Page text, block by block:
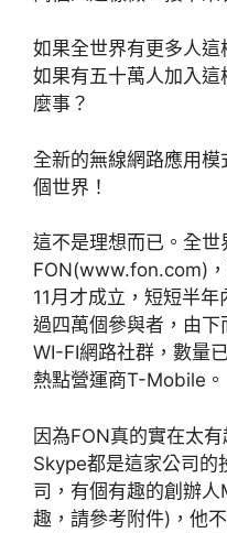
如果全世界有更多人這
如果有五十萬人加入
麼事？
全新的無線網路應用
個世界！
這不是理想而已。全世
FON(www.fon.com)
11月才成立，短短半
過四萬個參與者，由
WI-FI網路社群，數量
熱點營運商T-Mobile。
因為FON真的實在太
Skype都是這家公司的
司，有個有趣的創辦
趣，請參考附件)，他